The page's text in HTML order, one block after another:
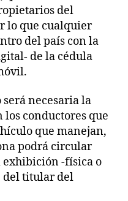
del
lo que cualquier
del país con la
de la cédula
necesaria la
los conductores que
que manejan,
podrá circular
exhibición -física o
del titular del